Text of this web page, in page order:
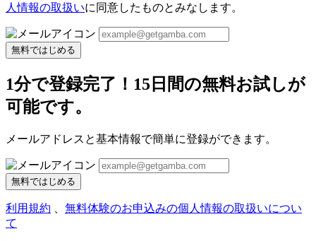
人情報の取扱いに同意したものとみなします。
無料ではじめる
1分で登録完了！15日間の無料お試しが
可能です。
メールアドレスと基本情報で簡単に登録ができます。
無料ではじめる
利用規約
無料体験のお申込みの個人情報の取扱いについ
て